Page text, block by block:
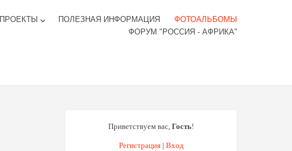
ПРОЕКТЫ keyboard_arrow_down ПОЛЕЗНАЯ ИНФОРМАЦИЯ
ФОТОАЛЬБОМЫ
ФОРУМ "РОССИЯ - АФРИКА"
Приветствуем вас, Гость!
Регистрация| Вход